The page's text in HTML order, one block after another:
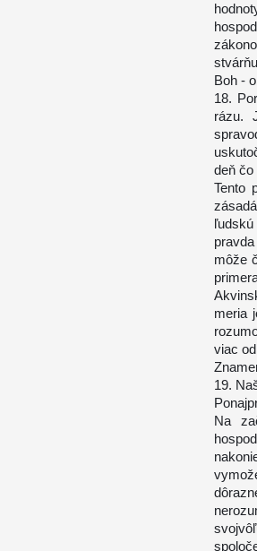
Boh -
18.
rázu.
deň
Tento
ľudskú
môže
meria
viac
19.
Na